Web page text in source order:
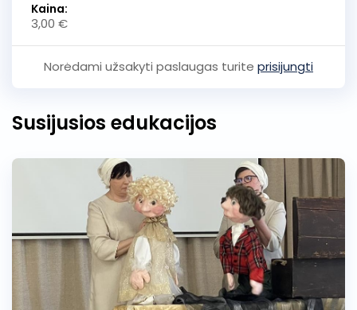
Kaina:
3,00 €
Norėdami užsakyti paslaugas turite prisijungti
Susijusios edukacijos